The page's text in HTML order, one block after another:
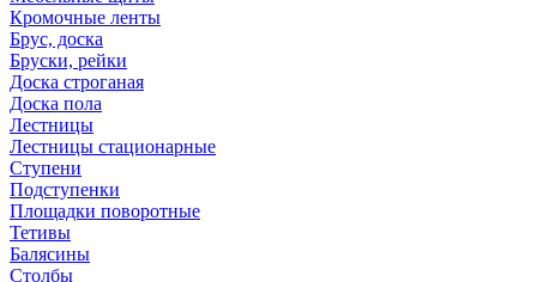
Кромочные ленты
Брус, доска
Бруски, рейки
Доска строганая
Доска пола
Лестницы
Лестницы стационарные
Ступени
Подступенки
Площадки поворотные
Тетивы
Балясины
Столбы